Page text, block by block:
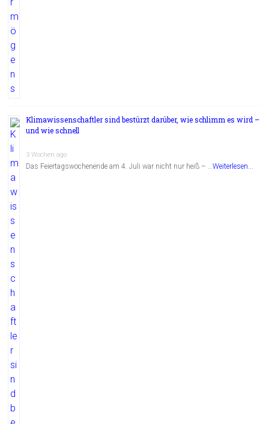
Klimawissenschaftler sind bestürzt darüber, wie schlimm es wird –
und wie schnell
3 Wochen ago
Das Feiertagswochenende am 4. Juli war nicht nur heiß – …Weiterlesen...